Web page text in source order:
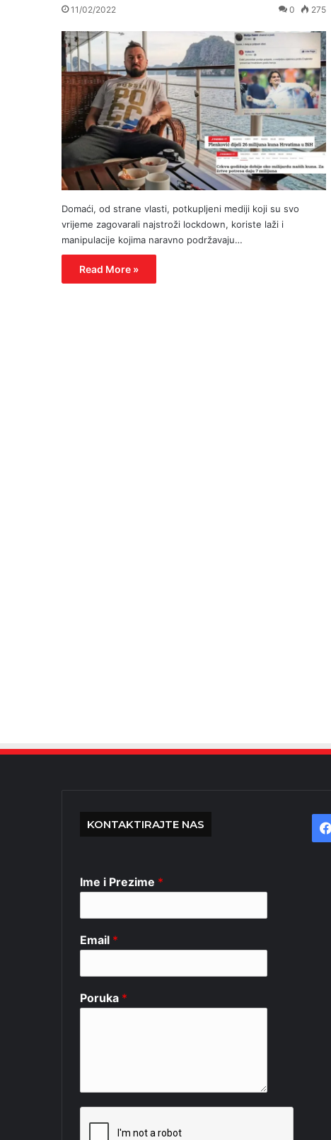
11/02/2022 0 275
Domaći, od strane vlasti, potkupljeni mediji koji su svo
vrijeme zagovarali najstroži lockdown, koriste laži i
manipulacije kojima naravno podržavaju…
Read More »
KONTAKTIRAJTE NAS
Ime i Prezime *
Email *
Poruka *